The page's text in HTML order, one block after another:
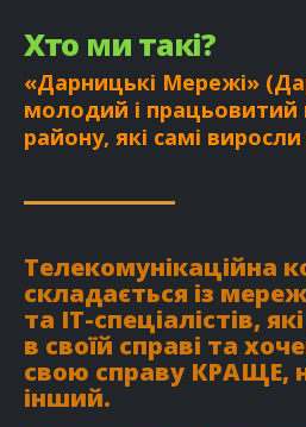
Хто ми такі?
«Дарницькі Мережі»
молодий і
району, які самі
Телекомунікаційна
складається із
та ІТ-спеціалістів,
в своїй справі та
свою справу КРАЩЕ,
інший.